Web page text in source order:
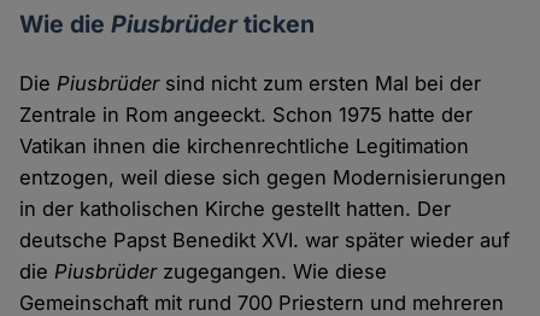
Wie diePiusbrüderticken
Die Piusbrüdersind nicht zum ersten Mal bei der
Zentrale in Rom angeeckt. Schon 1975 hatte der
Vatikan ihnen die kirchenrechtliche Legitimation
entzogen, weil diese sich gegen Modernisierungen
in der katholischen Kirche gestellt hatten. Der
deutsche Papst Benedikt XVI. war später wieder auf
die Piusbrüderzugegangen. Wie diese
Gemeinschaft mit rund 700 Priestern und mehreren